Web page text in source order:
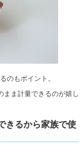
のもポイント。
まま計量できるのが嬉し
きるから家族で使